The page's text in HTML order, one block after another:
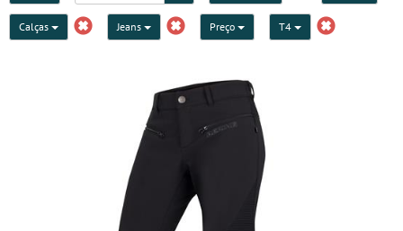
Calças Jeans Preço T4